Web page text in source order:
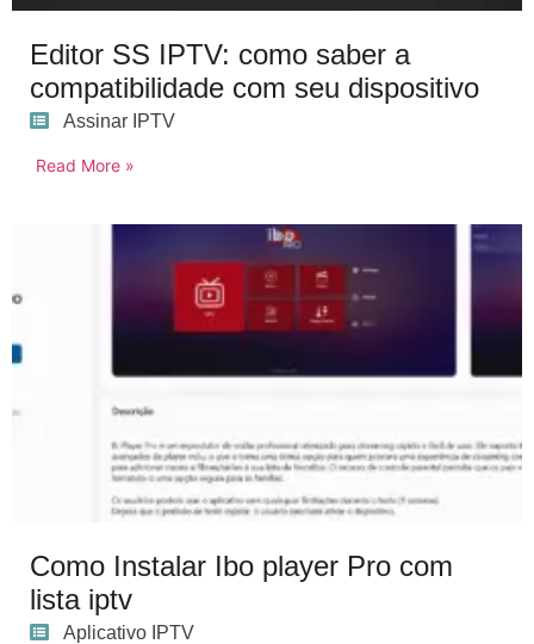
Editor SS IPTV: como saber a
compatibilidade com seu dispositivo
Assinar IPTV
Read More »
Como Instalar Ibo player Pro com
lista iptv
Aplicativo IPTV